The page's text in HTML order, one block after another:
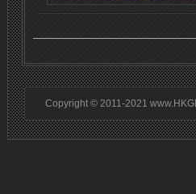
Copyright © 2011-2021